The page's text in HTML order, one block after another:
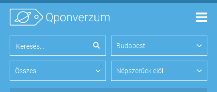
Budapest
Összes Népszerűek elöl